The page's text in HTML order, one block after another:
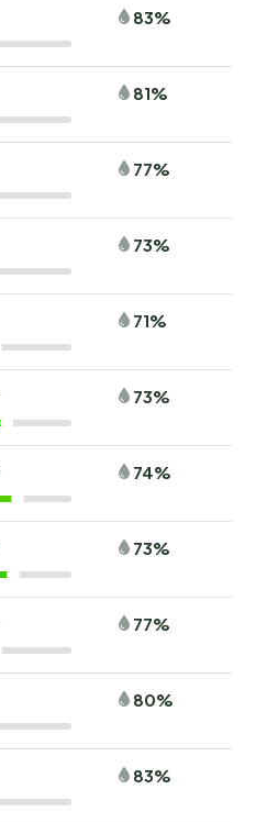
83%
81%
77%
73%
71%
73%
74%
73%
77%
80%
83%